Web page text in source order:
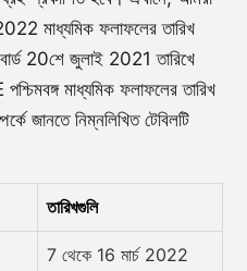
মাধ্যমিক ফলাফলের তারিখ
20শে জুলাই 2021 তারিখে
মাধ্যমিক ফলাফলের তারিখ
জানতে নিম্নলিখিত টেবিলটি
তারিখগুলি
7 থেকে 16 মার্চ 2022